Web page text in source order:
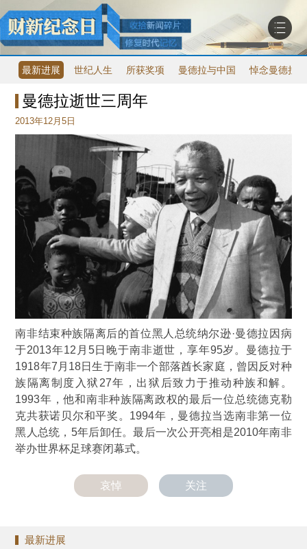
最新进展 世纪人生 所获奖项 曼德拉与中国 悼念曼德拉
曼德拉逝世三周年
2013年12月5日
南非结束种族隔离后的首位黑人总统纳尔逊·曼德拉因病
于2013年12月5日晚于南非逝世，享年95岁。曼德拉于
1918年7月18日生于南非一个部落酋长家庭，曾因反对种
族隔离制度入狱27年，出狱后致力于推动种族和解。
1993年，他和南非种族隔离政权的最后一位总统德克勒
克共获诺贝尔和平奖。1994年，曼德拉当选南非第一位
黑人总统，5年后卸任。最后一次公开亮相是2010年南非
举办世界杯足球赛闭幕式。
哀悼 关注
最新进展